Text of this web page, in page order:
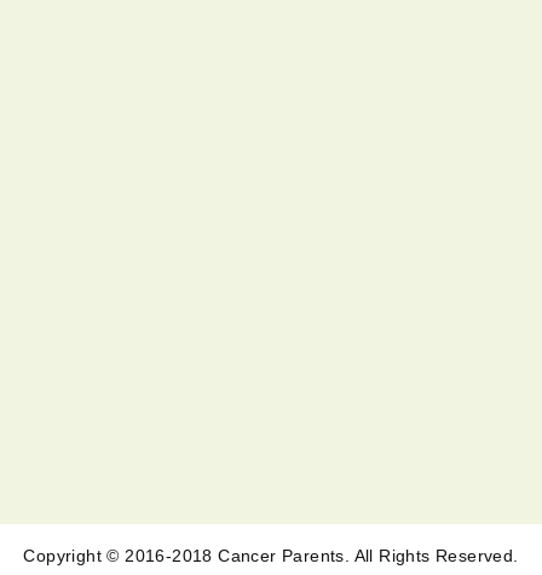
Copyright © 2016-2018 Cancer Parents. All Rights Reserved.